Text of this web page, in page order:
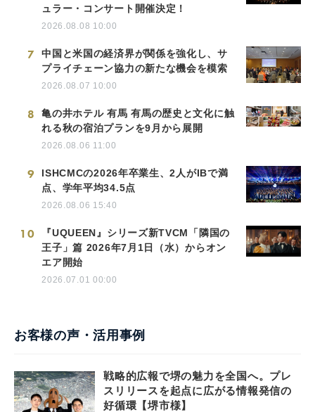
ュラー・コンサート開催決定！
2026.08.08 10:00
7
中国と米国の経済界が関係を強化し、サ
プライチェーン協力の新たな機会を模索
2026.08.07 10:00
8
亀の井ホテル 有馬 有馬の歴史と文化に触
れる秋の宿泊プランを9月から展開
2026.08.06 11:00
9
ISHCMCの2026年卒業生、2人がIBで満
点、学年平均34.5点
2026.08.06 15:40
10
『UQUEEN』シリーズ新TVCM「隣国の
王子」篇 2026年7月1日（水）からオン
エア開始
2026.07.01 00:00
お客様の声・活用事例
戦略的広報で堺の魅力を全国へ。プレ
スリリースを起点に広がる情報発信の
好循環【堺市様】